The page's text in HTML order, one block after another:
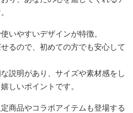
いやすいデザインが特徴。
るので、初めての方でも安心して
説明があり、サイズや素材感をし
しいポイントです。
商品やコラボアイテムも登場する